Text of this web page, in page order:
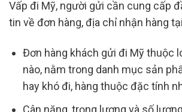
Vấp đi Mỹ, người gửi cần cung cấp
tin về đơn hàng, địa chỉ nhận hàng
Đơn hàng khách gửi đi Mỹ thuộc
nào, nằm trong danh mục sản
hay khó đi, hàng thuộc đặc tính
Cân nặng, trọng lượng và số